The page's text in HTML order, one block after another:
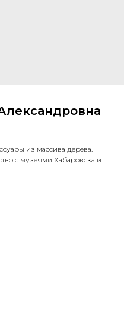
из массива дерева.
с музеями Хабаровска и